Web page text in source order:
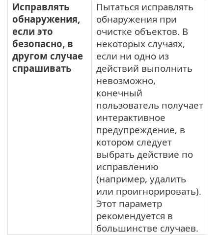
Исправлять
обнаружения,
если это
безопасно, в
другом случае
спрашивать
Пытаться исправлять
обнаружения при
очистке объектов. В
некоторых случаях,
если ни одно из
действий выполнить
невозможно,
конечный
пользователь получает
интерактивное
предупреждение, в
котором следует
выбрать действие по
исправлению
(например, удалить
или проигнорировать).
Этот параметр
рекомендуется в
большинстве случаев.